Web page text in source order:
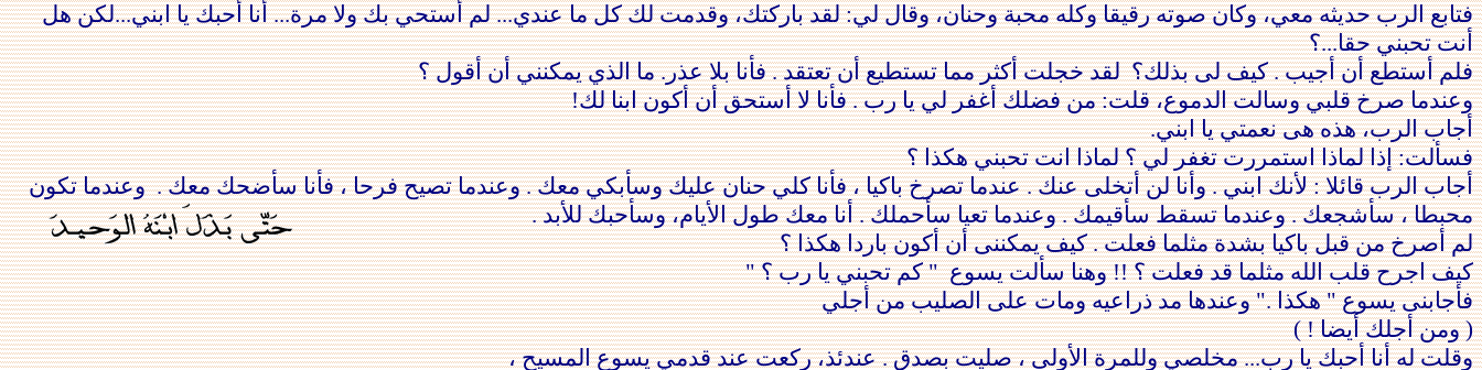
فتابع الرب حديثه معي، وكان صوته رقيقا وكله محبة وحنان، وقال لي: لقد باركتك، وقدمت لك كل ما عندي... لم أستحي بك ولا مرة... أنا أحبك ياابني...لكن هل
أنت تحبني حقا...؟
فلم أستطع أن أجيب . كيف لى بذلك؟ لقد خجلت أكثر مما تستطيع أن تعتقد . فأنا بلا عذر. ما الذييمكنني أن أقول ؟
وعندما صرخ قلبي وسالت الدموع، قلت: من فضلك أغفرلييا رب . فأنا لا أستحق أن أكون ابنا لك!
أجاب الرب، هذه هى نعمتي يا ابني.
فسألت: إذا لماذا استمررت تغفر لي ؟ لماذا انت تحبني هكذا ؟
أجاب الرب قائلا : لأنك ابني . وأنا لن أتخلى عنك . عندما تصرخ باكيا ، فأنا كلي حنان عليك وسأبكي معك . وعندما تصيح فرحا ، فأنا سأضحك معك . وعندما تكون
محبطا ، سأشجعك . وعندما تسقط سأقيمك . وعندما تعيا سأحملك . أنا معك طول الأيام، وسأحبك للأبد .
لم أصرخ من قبل باكيا بشدة مثلما فعلت . كيف يمكننى أن أكون باردا هكذا ؟
كيف اجرح قلب الله مثلما قد فعلت ؟ !! وهنا سألت يسوع " كم تحبني يا رب ؟ "
فأجابنى يسوع " هكذا ." وعندها مد ذراعيه ومات على الصليب من أجلي
( ومن أجلك أيضا ! )
عندئذ، ركعت عند قدمي يسوع المسيح ، مخلصي وللمرة الأولى ، صليت بصدق . وقلت له أنا أحبك يا رب...